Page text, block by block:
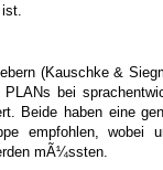
(Kauschke &
bei
Beide haben eine
empfohlen, wobei
mÃ¼ssten.